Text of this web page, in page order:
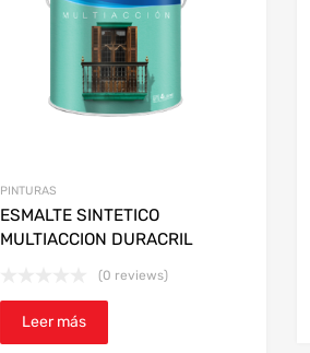
PINTURAS
ESMALTE SINTETICO
MULTIACCION DURACRIL
(0 reviews)
Leer más